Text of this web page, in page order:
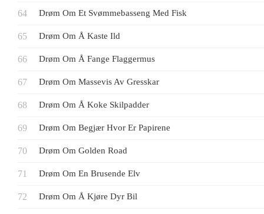
Drøm Om Et Svømmebasseng Med Fisk
Drøm Om Å Kaste Ild
Drøm Om Å Fange Flaggermus
Drøm Om Massevis Av Gresskar
Drøm Om Å Koke Skilpadder
Drøm Om Begjær Hvor Er Papirene
Drøm Om Golden Road
Drøm Om En Brusende Elv
Drøm Om Å Kjøre Dyr Bil